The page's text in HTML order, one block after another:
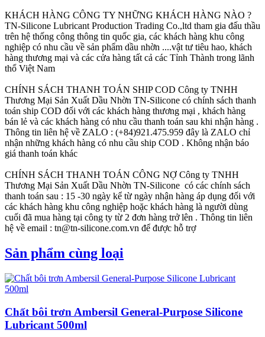
KHÁCH HÀNG CÔNG TY NHỮNG KHÁCH HÀNG NÀO ?
TN-Silicone Lubricant Production Trading Co.,ltd tham gia đấu thầu
trên hệ thống công thông tin quốc gia, các khách hàng khu công
nghiệp có nhu cầu về sản phẩm dầu nhờn ....vật tư tiêu hao, khách
hàng thương mại và các cửa hàng tất cả các Tỉnh Thành trong lãnh
thổ Việt Nam
CHÍNH SÁCH THANH TOÁN SHIP COD Công ty TNHH
Thương Mại Sản Xuất Dầu Nhờn TN-Silicone có chính sách thanh
toán ship COD đối với các khách hàng thương mại , khách hàng
bán lẻ và các khách hàng có nhu cầu thanh toán sau khi nhận hàng .
Thông tin liên hệ về ZALO : (+84)921.475.959 đây là ZALO chỉ
nhận những khách hàng có nhu cầu ship COD . Không nhận báo
giá thanh toán khác
CHÍNH SÁCH THANH TOÁN CÔNG NỢ Công ty TNHH
Thương Mại Sản Xuất Dầu Nhờn TN-Silicone có các chính sách
thanh toán sau : 15 -30 ngày kể từ ngày nhận hàng áp dụng đối với
các khách hàng khu công nghiệp hoặc khách hàng là người dùng
cuối đã mua hàng tại công ty từ 2 đơn hàng trở lên . Thông tin liên
hệ về email : tn@tn-silicone.com.vn để được hỗ trợ
Sản phẩm cùng loại
Chất bôi trơn Ambersil General-Purpose Silicone
Lubricant 500ml